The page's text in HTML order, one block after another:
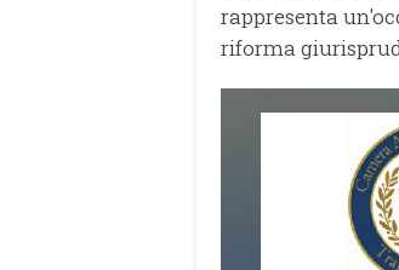
rappresenta
riforma